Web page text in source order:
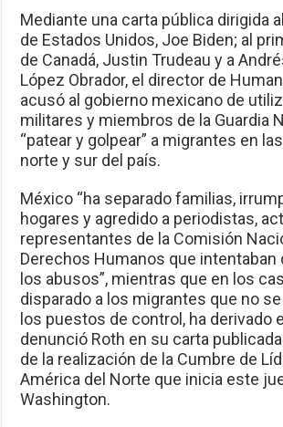
Mediante una carta pública dirigida
de Estados Unidos, Joe Biden; al
de Canadá, Justin Trudeau y a
López Obrador, el director de
acusó al gobierno mexicano de
militares y miembros de la Guardia
“patear y golpear” a migrantes en
norte y sur del país.
México “ha separado familias,
hogares y agredido a periodistas,
representantes de la Comisión
Derechos Humanos que
los abusos”, mientras que en los
disparado a los migrantes que no
los puestos de control, ha derivado
denunció Roth en su carta
de la realización de la Cumbre de
América del Norte que inicia este
Washington.